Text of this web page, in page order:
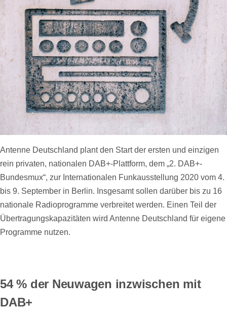
Antenne Deutschland plant den Start der ersten und einzigen
rein privaten, nationalen DAB+-Plattform, dem „2. DAB+-
Bundesmux“, zur Internationalen Funkausstellung 2020 vom 4.
bis 9. September in Berlin. Insgesamt sollen darüber bis zu 16
nationale Radioprogramme verbreitet werden. Einen Teil der
Übertragungskapazitäten wird Antenne Deutschland für eigene
Programme nutzen.
54 % der Neuwagen inzwischen mit
DAB+